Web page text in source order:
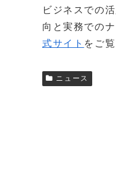
ビジネスでの
向と実務での
式サイト をご
ニュース